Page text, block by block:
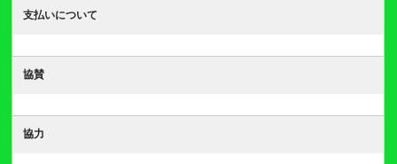
支払いについて
協賛
協力